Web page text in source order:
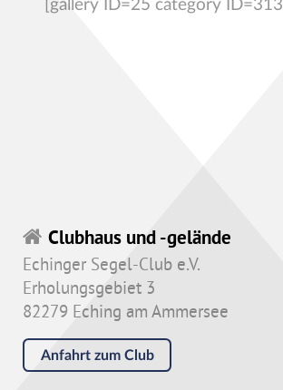
[gallery ID=25 category ID=313]
Clubhaus und -gelände
Echinger Segel-Club e.V.
Erholungsgebiet 3
82279 Eching am Ammersee
Anfahrt zum Club